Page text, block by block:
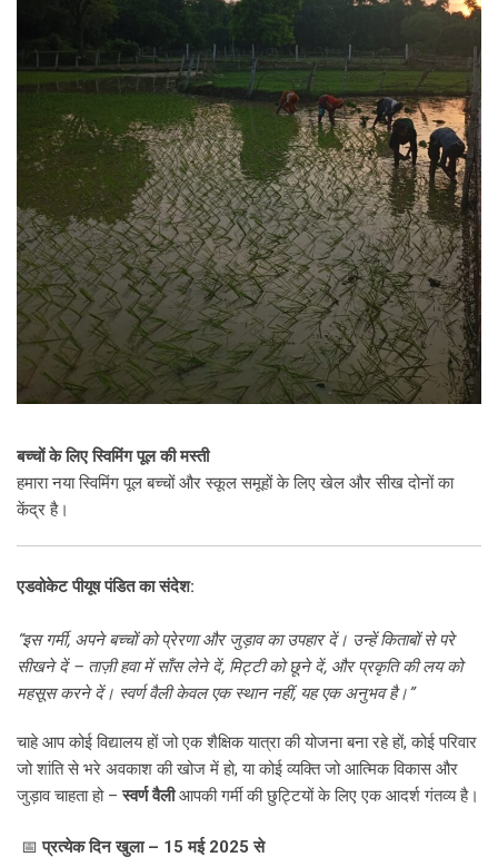
बच्चों के लिए स्विमिंग पूल की मस्ती
हमारा नया स्विमिंग पूल बच्चों और स्कूल समूहों के लिए खेल और सीख दोनों का
केंद्र है।
एडवोकेट पीयूष पंडित का संदेश:
“इस गर्मी, अपने बच्चों को प्रेरणा और जुड़ाव का उपहार दें। उन्हें किताबों से परे
सीखने दें – ताज़ी हवा में साँस लेने दें, मिट्टी को छूने दें, और प्रकृति की लय को
महसूस करने दें। स्वर्ण वैली केवल एक स्थान नहीं, यह एक अनुभव है।”
चाहे आप कोई विद्यालय हों जो एक शैक्षिक यात्रा की योजना बना रहे हों, कोई परिवार
जो शांति से भरे अवकाश की खोज में हो, या कोई व्यक्ति जो आत्मिक विकास और
जुड़ाव चाहता हो –स्वर्ण वैलीआपकी गर्मी की छुट्टियों के लिए एक आदर्श गंतव्य है।
📅प्रत्येक दिन खुला – 15 मई 2025 से